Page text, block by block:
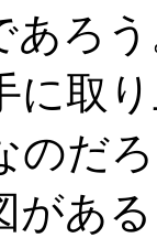
あろ
に取
のだ
があ